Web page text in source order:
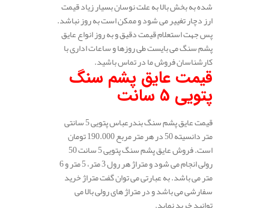
شده به بخش بالا به علت نوسان بسیار زیاد قیمت
ارز دچار تغییر می شود و ممکن است به روز نباشد.
پس جهت استعلام قیمت دقیق و به روز انواع عایق
پشم سنگ می بایست طی روزها و ساعات اداری با
کارشناسان فروش ما در تماس باشید.
قیمت عایق پشم سنگ
پتویی 5 سانت
قیمت عایق پشم سنگ بندرعباس پتویی 5 سانتی
متر دانسیته 50 در هر متر مربع 190.000 تومان
است. فروش عایق پشم سنگ پتویی 5 سانت 50
رولی انجام می شود و متراژ هر رول 3 متر، 5 متر و 6
متر می باشد. به عبارتی می توان گفت متراژ خرید
سفارشی می باشد و در متراژ های رولی بالا می